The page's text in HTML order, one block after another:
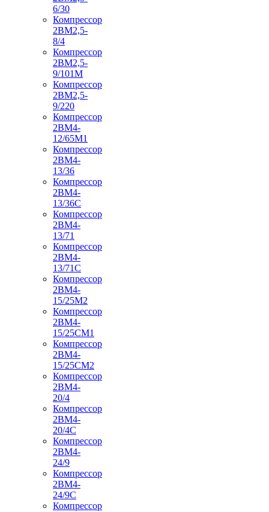
6/30
Компрессор
2ВМ2,5-
8/4
Компрессор
2ВМ2,5-
9/101М
Компрессор
2ВМ2,5-
9/220
Компрессор
2ВМ4-
12/65М1
Компрессор
2ВМ4-
13/36
Компрессор
2ВМ4-
13/36С
Компрессор
2ВМ4-
13/71
Компрессор
2ВМ4-
13/71С
Компрессор
2ВМ4-
15/25М2
Компрессор
2ВМ4-
15/25СМ1
Компрессор
2ВМ4-
15/25СМ2
Компрессор
2ВМ4-
20/4
Компрессор
2ВМ4-
20/4С
Компрессор
2ВМ4-
24/9
Компрессор
2ВМ4-
24/9С
Компрессор